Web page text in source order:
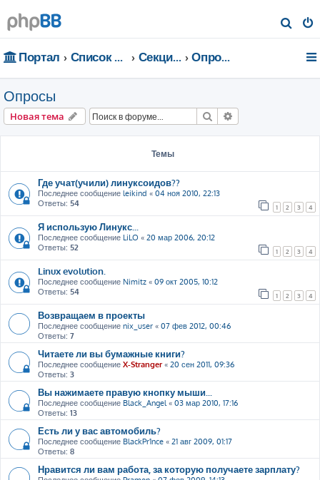
о
Портал Список форумов Секции портала Опросы
Опросы
Новая тема Поиск
Темы
Где учат(учили) линуксоидов??
Последнее сообщение leikind « 04 ноя 2010, 22:13
Ответы: 54 1 2 3 4
Я использую Линукс...
Последнее сообщение LiLO « 20 мар 2006, 20:12
Ответы: 52 1 2 3 4
Linux evolution.
Последнее сообщение Nimitz « 09 окт 2005, 10:12
Ответы: 54 1 2 3 4
Возвращаем в проекты
Последнее сообщение nix_user « 07 фев 2012, 00:46
Ответы: 7
Читаете ли вы бумажные книги?
Последнее сообщение X-Stranger« 20 сен 2011, 09:36
Ответы: 3
Вы нажимаете правую кнопку мыши...
Последнее сообщение Black_Angel« 03 мар 2010, 17:16
Ответы: 13
Есть ли у вас автомобиль?
Последнее сообщение BlackPr1nce « 21 авг 2009, 01:17
Ответы: 8
Нравится ли вам работа, за которую получаете зарплату?